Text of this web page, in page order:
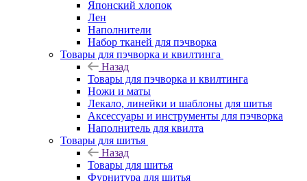
Японский хлопок
Лен
Наполнители
Набор тканей для пэчворка
Товары для пэчворка и квилтинга
Назад
Товары для пэчворка и квилтинга
Ножи и маты
Лекало, линейки и шаблоны для шитья
Аксессуары и инструменты для пэчворка
Наполнитель для квилта
Товары для шитья
Назад
Товары для шитья
Фурнитура для шитья